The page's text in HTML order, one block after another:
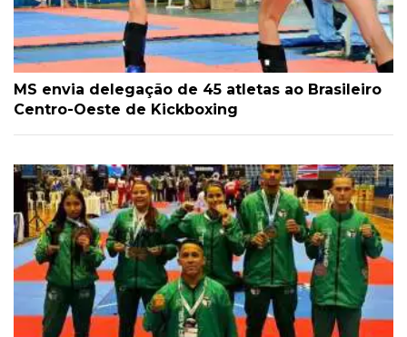
MS envia delegação de 45 atletas ao Brasileiro
Centro-Oeste de Kickboxing